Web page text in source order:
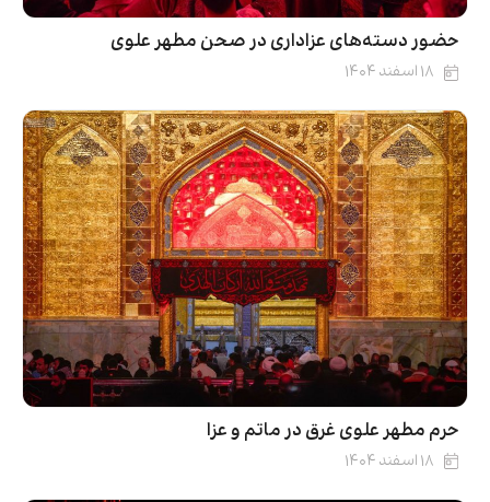
حضور دسته‌های عزاداری در صحن مطهر علوی
۱۸ اسفند ۱۴۰۴
حرم مطهر علوی غرق در ماتم و عزا
۱۸ اسفند ۱۴۰۴